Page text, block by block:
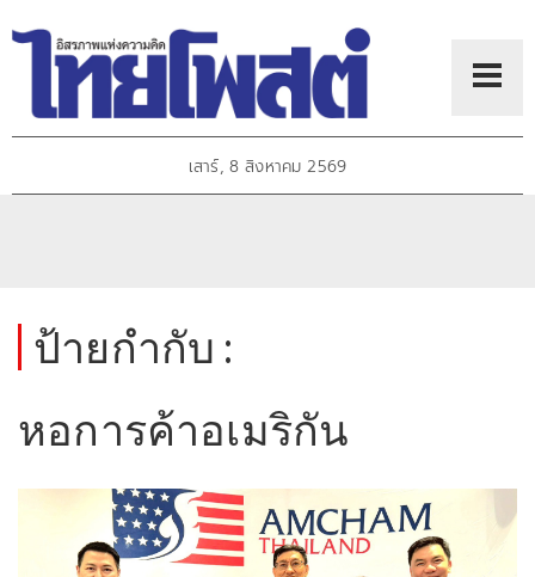
เสาร์, 8 สิงหาคม 2569
ป้ายกำกับ :
หอการค้าอเมริกัน